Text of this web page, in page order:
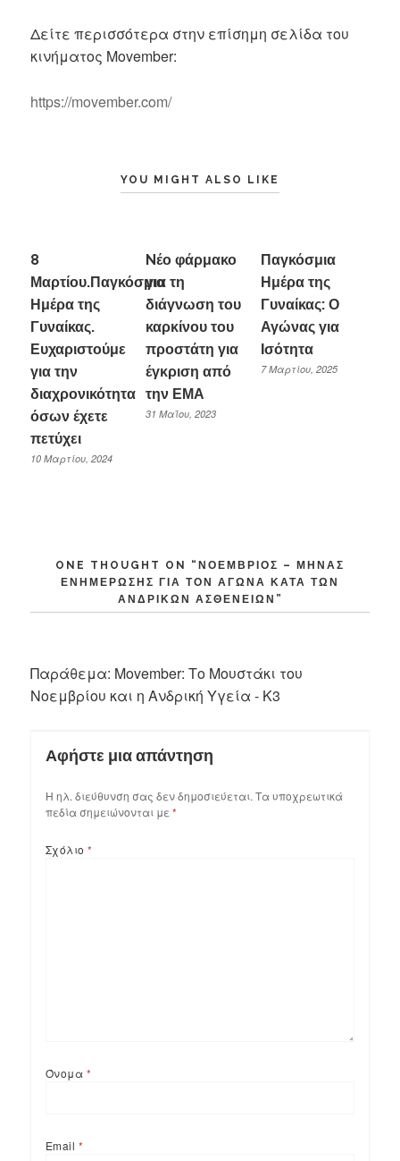
Δείτε περισσότερα στην επίσημη σελίδα του
κινήματος Movember:
https://movember.com/
YOU MIGHT ALSO LIKE
8
Μαρτίου.Παγκόσμια
Ημέρα της
Γυναίκας.
Ευχαριστούμε
για την
διαχρονικότητα
όσων έχετε
πετύχει
10 Μαρτίου, 2024
Nέο φάρμακο
για τη
διάγνωση του
καρκίνου του
προστάτη για
έγκριση από
την ΕΜΑ
31 Μαΐου, 2023
Παγκόσμια
Ημέρα της
Γυναίκας: Ο
Αγώνας για
Ισότητα
7 Μαρτίου, 2025
ONE THOUGHT ON “ ΝΟΈΜΒΡΙΟΣ – ΜΉΝΑΣ
ΕΝΗΜΈΡΩΣΗΣ ΓΙΑ ΤΟΝ ΑΓΏΝΑ ΚΑΤΆ ΤΩΝ
ΑΝΔΡΙΚΏΝ ΑΣΘΕΝΕΙΏΝ ”
Παράθεμα: Movember: Το Μουστάκι του
Νοεμβρίου και η Ανδρική Υγεία - K3
Αφήστε μια απάντηση
Η ηλ. διεύθυνση σας δεν δημοσιεύεται.Τα υποχρεωτικά
πεδία σημειώνονται με*
Σχόλιο *
Όνομα *
Email *